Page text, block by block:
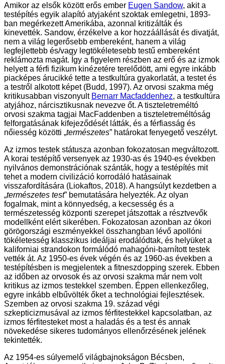
Amikor az elsők között erős ember Eugen Sandow, akit a
testépítés egyik alapító atyjaként szoktak emlegetni, 1893-
ban megérkezett Amerikába, azonnal kritizálták és
kinevették. Sandow, érzékelve a kor hozzáállását és divatját,
nem a világ legerősebb embereként, hanem a világ
legfejlettebb és/vagy legtökéletesebb testű embereként
reklámozta magát. Így a figyelem részben az erő és az izmok
helyett a férfi fizikum kinézetére terelődött, ami egyre inkább
piacképes árucikké tette a testkultúra gyakorlatát, a testet és
a testről alkotott képet (Budd, 1997). Az orvosi szakma még
kritikusabban viszonyult Bernarr Macfaddenhez, a testkultúra
atyjához, nárcisztikusnak nevezve őt. A tiszteletreméltó
orvosi szakma tagjai MacFaddenben a tiszteletreméltóság
felforgatásának kifejeződését látták, és a férfiasság és
nőiesség közötti „természetes” határokat fenyegető veszélyt.
Az izmos testek státusza azonban fokozatosan megváltozott.
A korai testépítő versenyek az 1930-as és 1940-es években
nyilvános demonstrációnak szánták, hogy a testépítés mit
tehet a modern civilizáció korrodáló hatásainak
visszafordítására (Liokaftos, 2018). A hangsúlyt kezdetben a
„természetes test” bemutatására helyezték. Az olyan
fogalmak, mint a könnyedség, a kecsesség és a
természetesség központi szerepet játszottak a résztvevők
modellként elért sikerében. Fokozatosan azonban az ókori
görögországi eszményekkel összhangban lévő apollóni
tökéletesség klasszikus ideáljai erodálódtak, és helyüket a
kaliforniai strandokon formálódó mahagóni-barnított testek
vették át. Az 1950-es évek végén és az 1960-as években a
testépítésben is megjelentek a fitneszdopping szerek. Ebben
az időben az orvosok és az orvosi szakma már nem volt
kritikus az izmos testekkel szemben. Éppen ellenkezőleg,
egyre inkább elbűvölték őket a technológiai fejlesztések.
Szemben az orvosi szakma 19. század végi
szkepticizmusával az izmos férfitestekkel kapcsolatban, az
izmos férfitesteket most a haladás és a test és annak
növekedése sikeres tudományos ellenőrzésének jelének
tekintették.
Az 1954-es súlyemelő világbajnokságon Bécsben,